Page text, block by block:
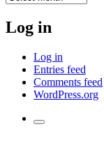
Log in
Log in
Entries feed
Comments feed
WordPress.org
Toggle